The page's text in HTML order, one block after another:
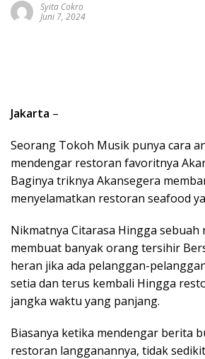
Syita Cokro
Juni 7, 2024
Jakarta –
Seorang Tokoh Musik punya cara
mendengar restoran favoritnya
Baginya triknya Akansegera
menyelamatkan restoran seafood
Nikmatnya Citarasa Hingga
membuat banyak orang tersihir
heran jika ada pelanggan-
setia dan terus kembali Hingga
jangka waktu yang panjang.
Biasanya ketika mendengar berita
restoran langganannya, tidak